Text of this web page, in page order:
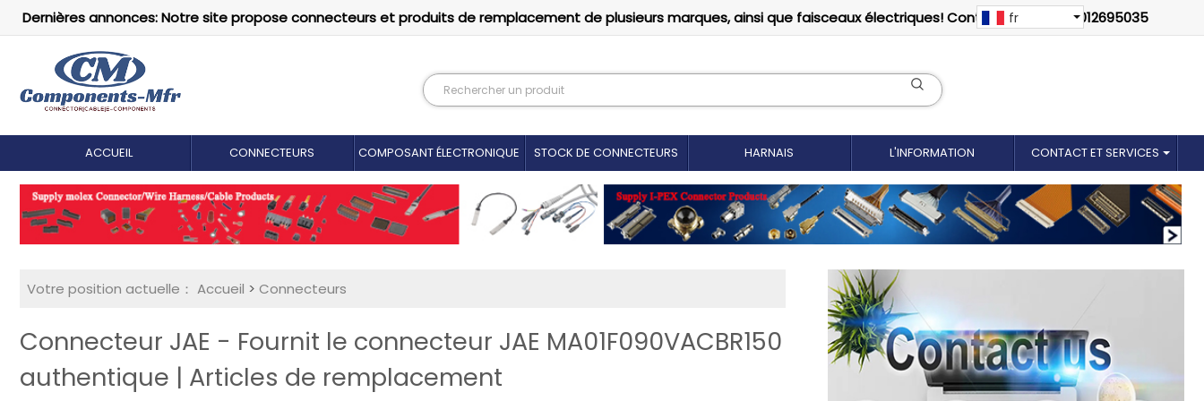
Dernières annonces: Notre site propose connecteurs et produits de remplacement de plusieurs marques, ainsi que faisceaux électriques! Contactez-nous: 18012695035
fr
ACCUEIL CONNECTEURS COMPOSANT ÉLECTRONIQUE STOCK DE CONNECTEURS HARNAIS L'INFORMATION CONTACT ET SERVICES
Votre position actuelle： Accueil > Connecteurs
Connecteur JAE - Fournit le connecteur JAE MA01F090VACBR150
authentique | Articles de remplacement